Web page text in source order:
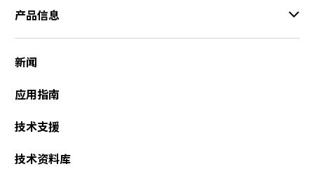
产品信息
新闻
应用指南
技术支援
技术资料库